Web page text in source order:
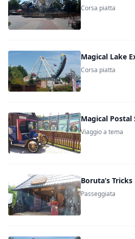
Corsa piatta
Magical Lake
Corsa piatta
Magical Postal
Viaggio a tema
Boruta’s Tricks
Passeggiata